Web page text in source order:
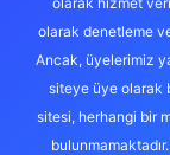
olarak denetleme
Ancak, üyelerimiz
siteye üye olarak
sitesi, herhangi bir